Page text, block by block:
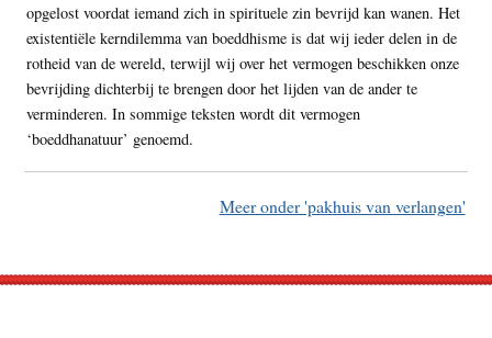
opgelost voordat iemand zich in spirituele zin bevrijd kan wanen. Het
existentiële kerndilemma van boeddhisme is dat wij ieder delen in de
rotheid van de wereld, terwijl wij over het vermogen beschikken onze
bevrijding dichterbij te brengen door het lijden van de ander te
verminderen. In sommige teksten wordt dit vermogen
‘boeddhanatuur’ genoemd.
Meer onder 'pakhuis van verlangen'